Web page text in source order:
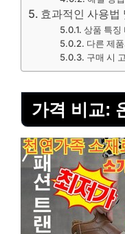
효과적인 사용법
상품 특징
다른 제
구매 시
가격 비교: